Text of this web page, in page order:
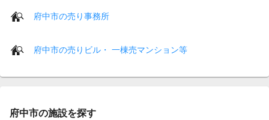
府中市の売り事務所
府中市の売りビル・ 一棟売マンション等
府中市の施設を探す